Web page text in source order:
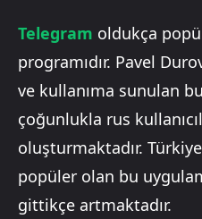
Telegram oldukça
programıdır. Pavel
ve kullanıma sunulan
çoğunlukla rus
oluşturmaktadır.
popüler olan bu
gittikçe artmaktadır.